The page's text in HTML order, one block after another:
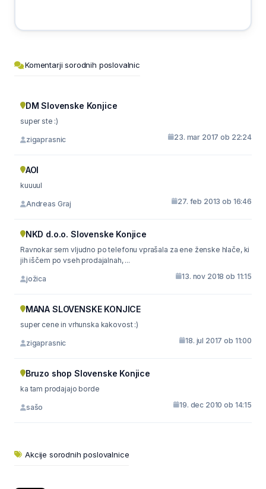
Komentarji sorodnih poslovalnic
DM Slovenske Konjice
super ste :)
zigaprasnic 23. mar 2017 ob 22:24
AOI
kuuuul
Andreas Graj 27. feb 2013 ob 16:46
NKD d.o.o. Slovenske Konjice
Ravnokar sem vljudno po telefonu vprašala za ene ženske hlače, ki
jih iščem po vseh prodajalnah, ...
jožica 13. nov 2018 ob 11:15
MANA SLOVENSKE KONJICE
super cene in vrhunska kakovost :)
zigaprasnic 18. jul 2017 ob 11:00
Bruzo shop Slovenske Konjice
ka tam prodajajo borde
sašo 19. dec 2010 ob 14:15
Akcije sorodnih poslovalnice